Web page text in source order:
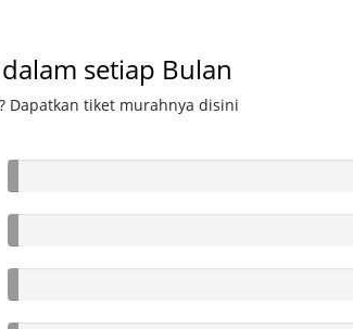
setiap Bulan
Dapatkan tiket murahnya disini